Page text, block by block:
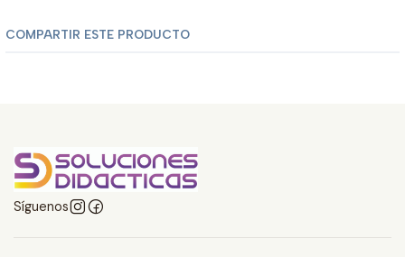
COMPARTIR ESTE PRODUCTO
Síguenos